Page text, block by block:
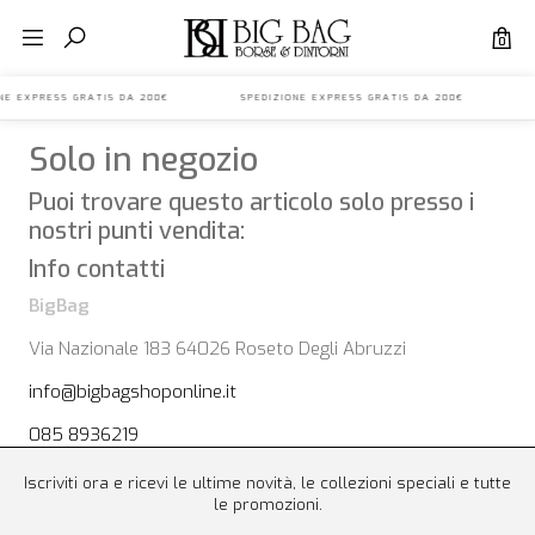
0
EXPRESS GRATIS DA 200€ SPEDIZIONE EXPRESS GRATIS DA
Solo in negozio
Puoi trovare questo articolo solo presso i
nostri punti vendita:
Info contatti
BigBag
Via Nazionale 183 64026 Roseto Degli Abruzzi
info@bigbagshoponline.it
085 8936219
Iscriviti ora e ricevi le ultime novità, le collezioni speciali e tutte
le promozioni.